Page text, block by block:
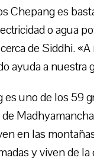
Chepang es
o agua
de Siddhi.
ayuda a nuestra
es uno de los 59
en las
y viven de